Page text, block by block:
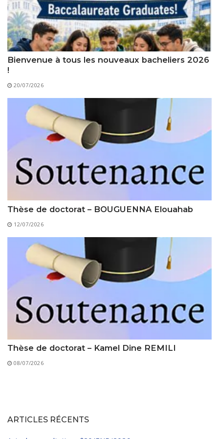
Classes Préparatoires
Programmes Pédagogiques
Formations assurées
Stages
Imprimés des œuvres Sociales
Imprimes de post graduation
Charte de Déontologie et D’éthique Universitaires
Bienvenue à tous les nouveaux bacheliers 2026
!
20/07/2026
Thèse de doctorat – BOUGUENNA Elouahab
12/07/2026
Thèse de doctorat – Kamel Dine REMILI
08/07/2026
ARTICLES RÉCENTS